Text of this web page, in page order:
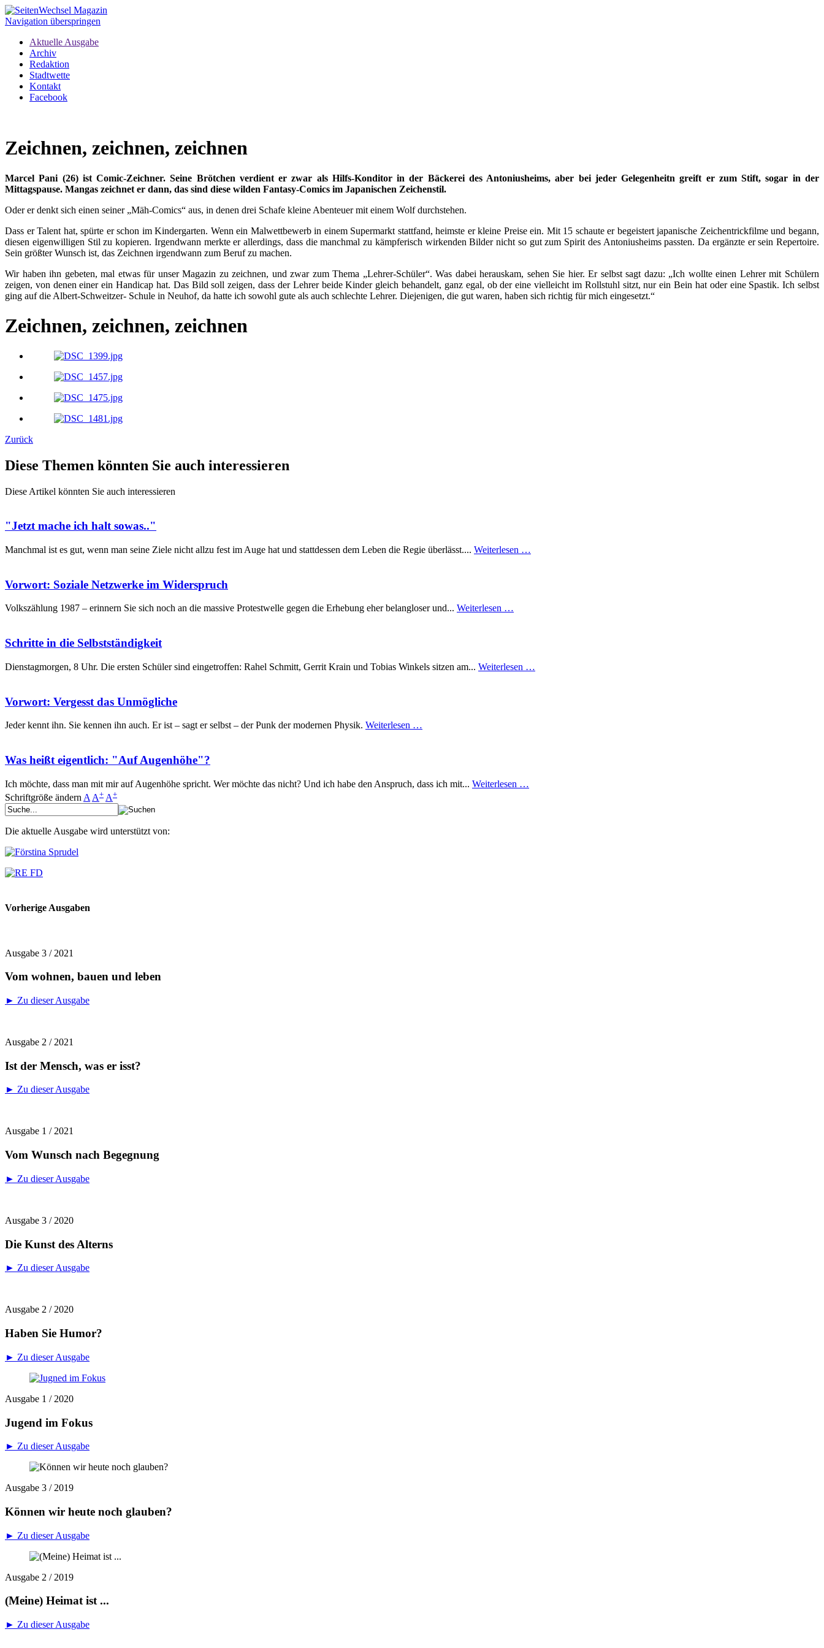
Navigation überspringen
Aktuelle Ausgabe
Archiv
Redaktion
Stadtwette
Kontakt
Facebook
Zeichnen, zeichnen, zeichnen
Marcel Pani (26) ist Comic-Zeichner. Seine Brötchen verdient er zwar als Hilfs-Konditor in der Bäckerei des Antoniusheims, aber bei jeder Gelegenheitn greift er zum Stift, sogar in der
Mittagspause. Mangas zeichnet er dann, das sind diese wilden Fantasy-Comics im Japanischen Zeichenstil.
Oder er denkt sich einen seiner „Mäh-Comics“ aus, in denen drei Schafe kleine Abenteuer mit einem Wolf durchstehen.
Dass er Talent hat, spürte er schon im Kindergarten. Wenn ein Malwettbewerb in einem Supermarkt stattfand, heimste er kleine Preise ein. Mit 15 schaute er begeistert japanische Zeichentrickfilme und begann,
diesen eigenwilligen Stil zu kopieren. Irgendwann merkte er allerdings, dass die manchmal zu kämpferisch wirkenden Bilder nicht so gut zum Spirit des Antoniusheims passten. Da ergänzte er sein Repertoire.
Sein größter Wunsch ist, das Zeichnen irgendwann zum Beruf zu machen.
Wir haben ihn gebeten, mal etwas für unser Magazin zu zeichnen, und zwar zum Thema „Lehrer-Schüler“. Was dabei herauskam, sehen Sie hier. Er selbst sagt dazu: „Ich wollte einen Lehrer mit Schülern
zeigen, von denen einer ein Handicap hat. Das Bild soll zeigen, dass der Lehrer beide Kinder gleich behandelt, ganz egal, ob der eine vielleicht im Rollstuhl sitzt, nur ein Bein hat oder eine Spastik. Ich selbst
ging auf die Albert-Schweitzer- Schule in Neuhof, da hatte ich sowohl gute als auch schlechte Lehrer. Diejenigen, die gut waren, haben sich richtig für mich eingesetzt.“
Zeichnen, zeichnen, zeichnen
Zurück
Diese Themen könnten Sie auch interessieren
Diese Artikel könnten Sie auch interessieren
"Jetzt mache ich halt sowas.."
Manchmal ist es gut, wenn man seine Ziele nicht allzu fest im Auge hat und stattdessen dem Leben die Regie überlässt.... Weiterlesen …
Vorwort: Soziale Netzwerke im Widerspruch
Volkszählung 1987 – erinnern Sie sich noch an die massive Protestwelle gegen die Erhebung eher belangloser und... Weiterlesen …
Schritte in die Selbstständigkeit
Dienstagmorgen, 8 Uhr. Die ersten Schüler sind eingetroffen: Rahel Schmitt, Gerrit Krain und Tobias Winkels sitzen am... Weiterlesen …
Vorwort: Vergesst das Unmögliche
Jeder kennt ihn. Sie kennen ihn auch. Er ist – sagt er selbst – der Punk der modernen Physik. Weiterlesen …
Was heißt eigentlich: "Auf Augenhöhe"?
Ich möchte, dass man mit mir auf Augenhöhe spricht. Wer möchte das nicht? Und ich habe den Anspruch, dass ich mit... Weiterlesen …
Schriftgröße ändern A A+ A+
Die aktuelle Ausgabe wird unterstützt von:
Vorherige Ausgaben
Ausgabe 3 / 2021
Vom wohnen, bauen und leben
► Zu dieser Ausgabe
Ausgabe 2 / 2021
Ist der Mensch, was er isst?
► Zu dieser Ausgabe
Ausgabe 1 / 2021
Vom Wunsch nach Begegnung
► Zu dieser Ausgabe
Ausgabe 3 / 2020
Die Kunst des Alterns
► Zu dieser Ausgabe
Ausgabe 2 / 2020
Haben Sie Humor?
► Zu dieser Ausgabe
Ausgabe 1 / 2020
Jugend im Fokus
► Zu dieser Ausgabe
Ausgabe 3 / 2019
Können wir heute noch glauben?
► Zu dieser Ausgabe
Ausgabe 2 / 2019
(Meine) Heimat ist ...
► Zu dieser Ausgabe